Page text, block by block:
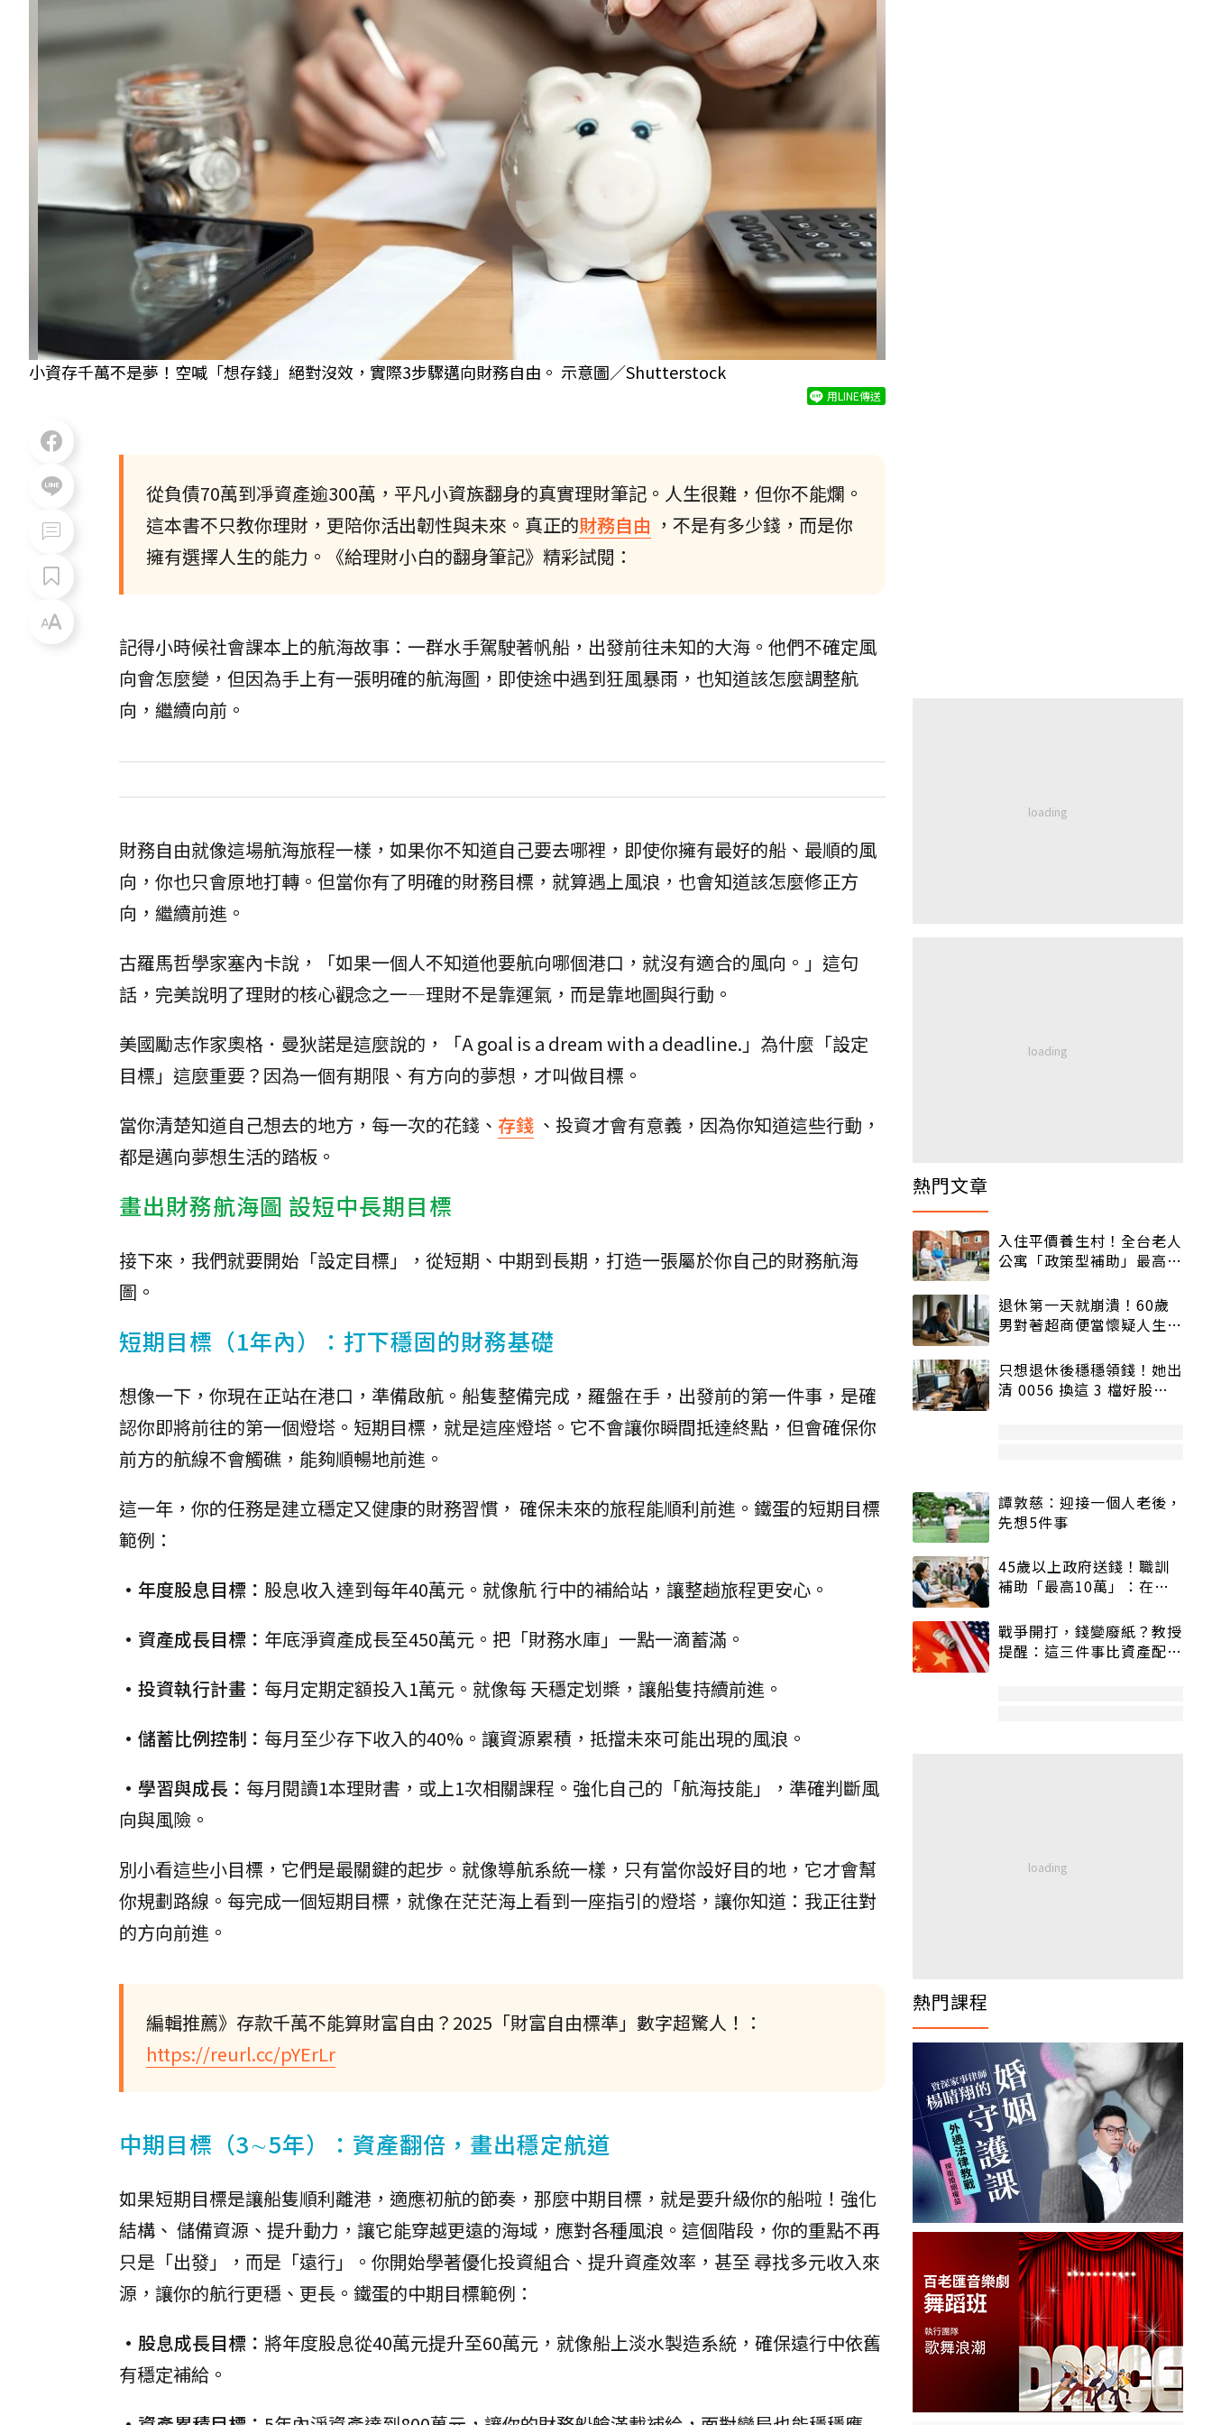
小資存千萬不是夢！空喊「想存錢」絕對沒效，實際3步驟邁向財務自由。 示意圖／Shutterstock
用LINE傳送
從負債70萬到凈資產逾300萬，平凡小資族翻身的真實理財筆記。人生很難，但你不能爛。
這本書不只教你理財，更陪你活出韌性與未來。真正的財務自由 ，不是有多少錢，而是你
擁有選擇人生的能力。《給理財小白的翻身筆記》精彩試閱：
記得小時候社會課本上的航海故事：一群水手駕駛著帆船，出發前往未知的大海。他們不確定風
向會怎麼變，但因為手上有一張明確的航海圖，即使途中遇到狂風暴雨，也知道該怎麼調整航
向，繼續向前。
財務自由就像這場航海旅程一樣，如果你不知道自己要去哪裡，即使你擁有最好的船、最順的風
向，你也只會原地打轉。但當你有了明確的財務目標，就算遇上風浪，也會知道該怎麼修正方
向，繼續前進。
古羅馬哲學家塞內卡說，「如果一個人不知道他要航向哪個港口，就沒有適合的風向。」這句
話，完美說明了理財的核心觀念之一—理財不是靠運氣，而是靠地圖與行動。
美國勵志作家奧格．曼狄諾是這麼說的，「A goal is a dream with a deadline.」為什麼「設定
目標」這麼重要？因為一個有期限、有方向的夢想，才叫做目標。
當你清楚知道自己想去的地方，每一次的花錢、 存錢 、投資才會有意義，因為你知道這些行動，
都是邁向夢想生活的踏板。
畫出財務航海圖 設短中長期目標
接下來，我們就要開始「設定目標」，從短期、中期到長期，打造一張屬於你自己的財務航海
圖。
短期目標（1年內）：打下穩固的財務基礎
想像一下，你現在正站在港口，準備啟航。船隻整備完成，羅盤在手，出發前的第一件事，是確
認你即將前往的第一個燈塔。短期目標，就是這座燈塔。它不會讓你瞬間抵達終點，但會確保你
前方的航線不會觸礁，能夠順暢地前進。
這一年，你的任務是建立穩定又健康的財務習慣， 確保未來的旅程能順利前進。鐵蛋的短期目標
範例：
•年度股息目標： 股息收入達到每年40萬元。就像航 行中的補給站，讓整趟旅程更安心。
•資產成長目標： 年底淨資產成長至450萬元。把「財務水庫」一點一滴蓄滿。
•投資執行計畫： 每月定期定額投入1萬元。就像每 天穩定划槳，讓船隻持續前進。
•儲蓄比例控制： 每月至少存下收入的40%。讓資源累積，抵擋未來可能出現的風浪。
•學習與成長： 每月閱讀1本理財書，或上1次相關課程。強化自己的「航海技能」，準確判斷風
向與風險。
別小看這些小目標，它們是最關鍵的起步。就像導航系統一樣，只有當你設好目的地，它才會幫
你規劃路線。每完成一個短期目標，就像在茫茫海上看到一座指引的燈塔，讓你知道：我正往對
的方向前進。
編輯推薦》存款千萬不能算財富自由？2025「財富自由標準」數字超驚人！：
https://reurl.cc/pYErLr
中期目標（3∼5年）：資產翻倍，畫出穩定航道
如果短期目標是讓船隻順利離港，適應初航的節奏，那麼中期目標，就是要升級你的船啦！強化
結構、 儲備資源、提升動力，讓它能穿越更遠的海域，應對各種風浪。這個階段，你的重點不再
只是「出發」，而是「遠行」。你開始學著優化投資組合、提升資產效率，甚至 尋找多元收入來
源，讓你的航行更穩、更長。鐵蛋的中期目標範例：
•股息成長目標： 將年度股息從40萬元提升至60萬元，就像船上淡水製造系統，確保遠行中依舊
有穩定補給。
熱門文章
入住平價養生村！全台老人
公寓「政策型補助」最高打
退休第一天就崩潰！60歲
男對著超商便當懷疑人生
只想退休後穩穩領錢！她出
清 0056 換這 3 檔好股：
譚敦慈：迎接一個人老後，
先想5件事
45歲以上政府送錢！職訓
補助「最高10萬」：在
戰爭開打，錢變廢紙？教授
提醒：這三件事比資產配置
熱門課程